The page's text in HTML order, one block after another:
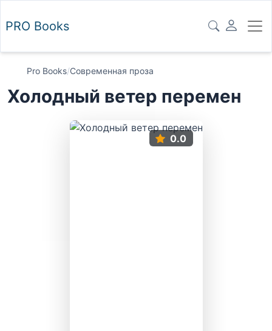
PRO Books
Pro Books/Современная проза
Холодный ветер перемен
0.0